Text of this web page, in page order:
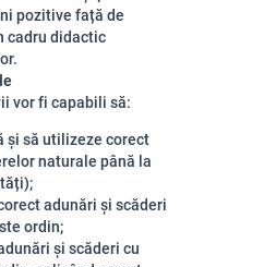
pozitive față de
cadru didactic
vor fi capabili să:
și să utilizeze corect
naturale până la
adunări și scăderi
ordin;
și scăderi cu